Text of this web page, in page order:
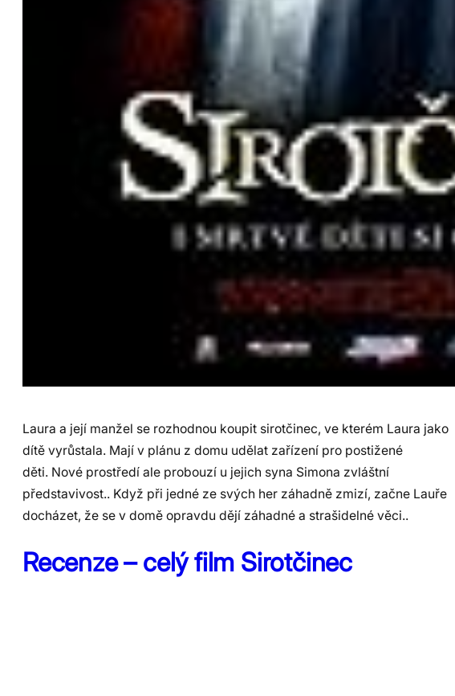
Laura a její manžel se rozhodnou koupit sirotčinec, ve kterém Laura jako
dítě vyrůstala. Mají v plánu z domu udělat zařízení pro postižené
děti. Nové prostředí ale probouzí u jejich syna Simona zvláštní
představivost.. Když při jedné ze svých her záhadně zmizí, začne Lauře
docházet, že se v domě opravdu dějí záhadné a strašidelné věci..
Recenze – celý film Sirotčinec